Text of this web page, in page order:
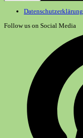
Datenschutzerklärung
Follow us on Social Media